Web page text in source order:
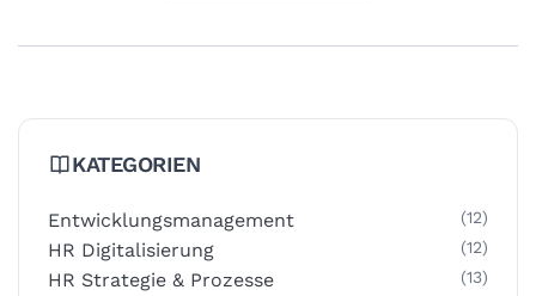
KATEGORIEN
Entwicklungsmanagement (12)
HR Digitalisierung (12)
HR Strategie & Prozesse (13)